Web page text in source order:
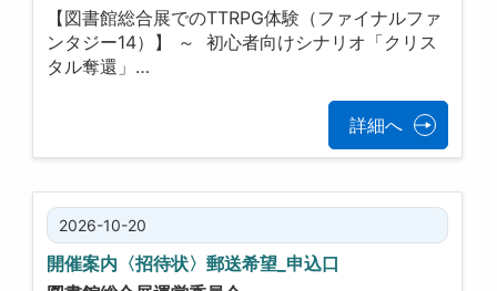
【図書館総合展でのTTRPG体験（ファイナルファ
ンタジー14）】 ～ 初心者向けシナリオ「クリス
タル奪還」…
詳細へ
2026-10-20
開催案内〈招待状〉郵送希望_申込口